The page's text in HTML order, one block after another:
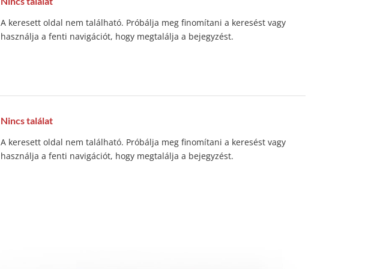
A keresett oldal nem található. Próbálja meg finomítani a keresést vagy
használja a fenti navigációt, hogy megtalálja a bejegyzést.
Nincs találat
A keresett oldal nem található. Próbálja meg finomítani a keresést vagy
használja a fenti navigációt, hogy megtalálja a bejegyzést.